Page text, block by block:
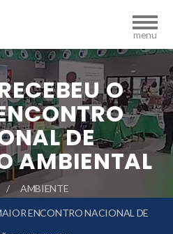
O
DE
AMBIENTAL
AMBIENTE
ENCONTRO NACIONAL DE